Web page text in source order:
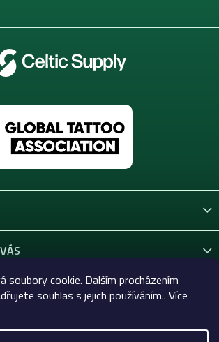
soubory cookie. Dalším procházením
souhlas s jejich používáním.. Více